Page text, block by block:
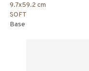
9.7x59.2 cm
SOFT
Base